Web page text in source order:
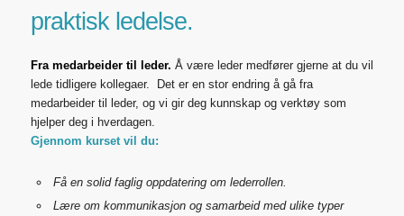
praktisk ledelse.
Fra medarbeider til leder. Å være leder medfører gjerne at du vil
lede tidligere kollegaer. Det er en stor endring å gå fra
medarbeider til leder, og vi gir deg kunnskap og verktøy som
hjelper deg i hverdagen.
Gjennom kurset vil du:
Få en solid faglig oppdatering om lederrollen.
Lære om kommunikasjon og samarbeid med ulike typer